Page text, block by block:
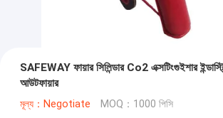
SAFEWAY ফায়ার সিলিন্ডার Co2 এক্সটিংগুইশার
আউটফায়ার
মূল্য：Negotiate MOQ：1000 পিসি